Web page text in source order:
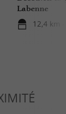
Labenne
12,4 km